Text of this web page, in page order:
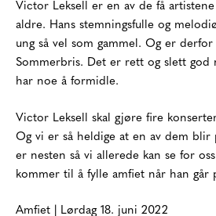
Victor Leksell er en av de få
aldre. Hans stemningsfulle og
ung så vel som gammel. Og er
Sommerbris. Det er rett og slett god
har noe å formidle.
Victor Leksell skal gjøre fire
Og vi er så heldige at en av dem blir
er nesten så vi allerede kan se for
kommer til å fylle amfiet når han går
Amfiet | Lørdag 18. juni 2022